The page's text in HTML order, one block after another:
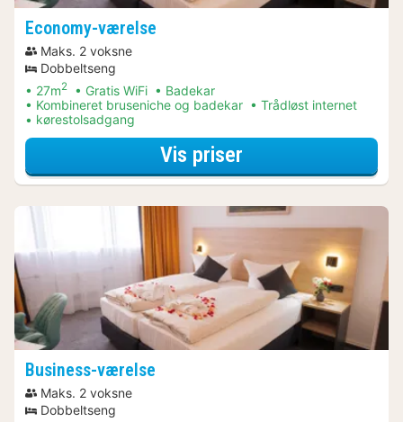
Economy-værelse
Maks. 2 voksne
Dobbeltseng
27m2 Gratis WiFi
Badekar
Kombineret bruseniche og badekar
Trådløst internet
kørestolsadgang
Vis priser
Business-værelse
Maks. 2 voksne
Dobbeltseng